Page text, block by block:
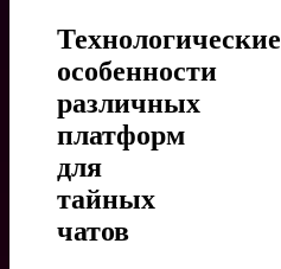
Технологические
особенности
различных
платформ
для
тайных
чатов